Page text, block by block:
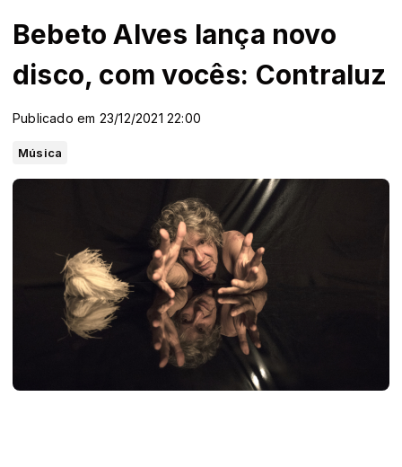
Bebeto Alves lança novo
disco, com vocês: Contraluz
Publicado em 23/12/2021 22:00
Música